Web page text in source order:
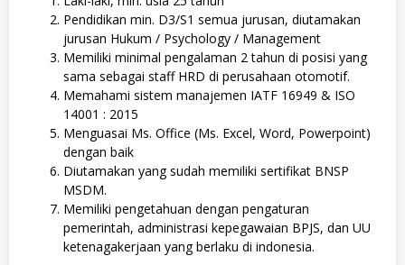
Pendidikan min. D3/S1 semua jurusan, diutamakan
jurusan Hukum / Psychology / Management
Memiliki minimal pengalaman 2 tahun di posisi yang
sama sebagai staff HRD di perusahaan otomotif.
Memahami sistem manajemen IATF 16949 & ISO
14001 : 2015
Menguasai Ms. Office (Ms. Excel, Word, Powerpoint)
dengan baik
Diutamakan yang sudah memiliki sertifikat BNSP
MSDM.
Memiliki pengetahuan dengan pengaturan
pemerintah, administrasi kepegawaian BPJS, dan UU
ketenagakerjaan yang berlaku di indonesia.